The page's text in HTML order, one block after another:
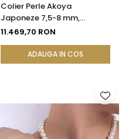
Colier Perle Akoya
Japoneze 7,5-8 mm,
Calitate AAA, Închizătoare
11.469,70 RON
ADAUGA IN COS